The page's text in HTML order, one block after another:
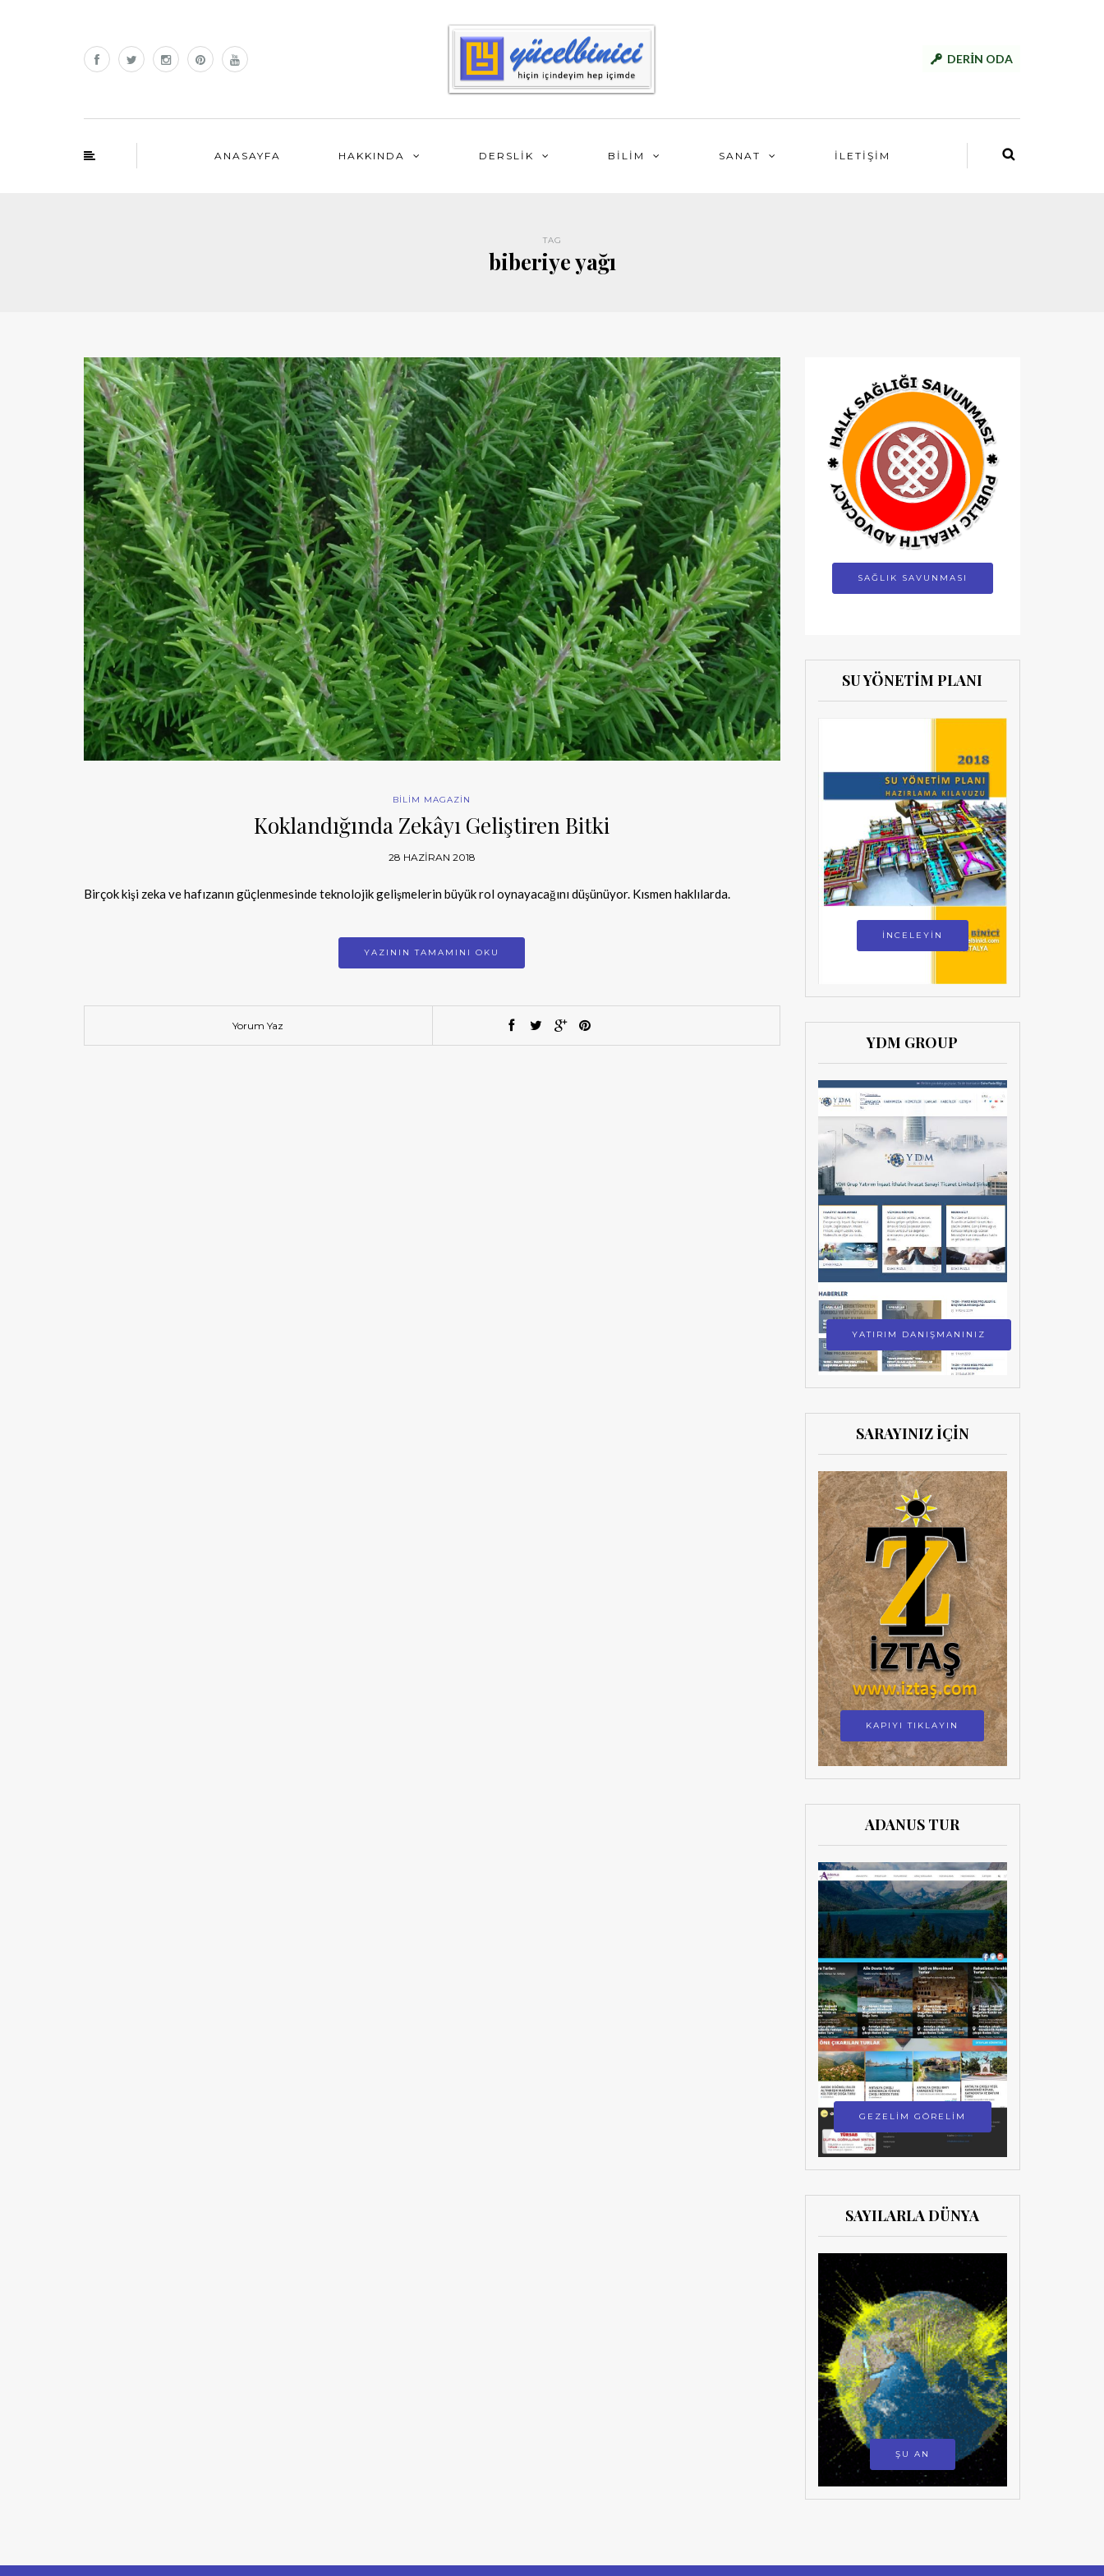
DERİN ODA
ANASAYFA HAKKINDA DERSLİK BİLİM SANAT İLETİŞİM
TAG
biberiye yağı
BİLİM MAGAZİN
Koklandığında Zekâyı Geliştiren Bitki
28 HAZIRAN 2018
Birçok kişi zeka ve hafızanın güçlenmesinde teknolojik gelişmelerin büyük rol oynayacağını düşünüyor. Kısmen haklılarda.
YAZININ TAMAMINI OKU
Yorum Yaz
SAĞLIK SAVUNMASI
SU YÖNETİM PLANI
İNCELEYİN
YDM GROUP
YATIRIM DANIŞMANINIZ
SARAYINIZ İÇİN
KAPIYI TIKLAYIN
ADANUS TUR
GEZELİM GÖRELİM
SAYILARLA DÜNYA
ŞU AN